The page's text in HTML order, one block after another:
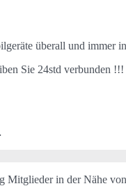
überall und immer
Sie 24std verbunden !!!
Mitglieder in der Nähe von